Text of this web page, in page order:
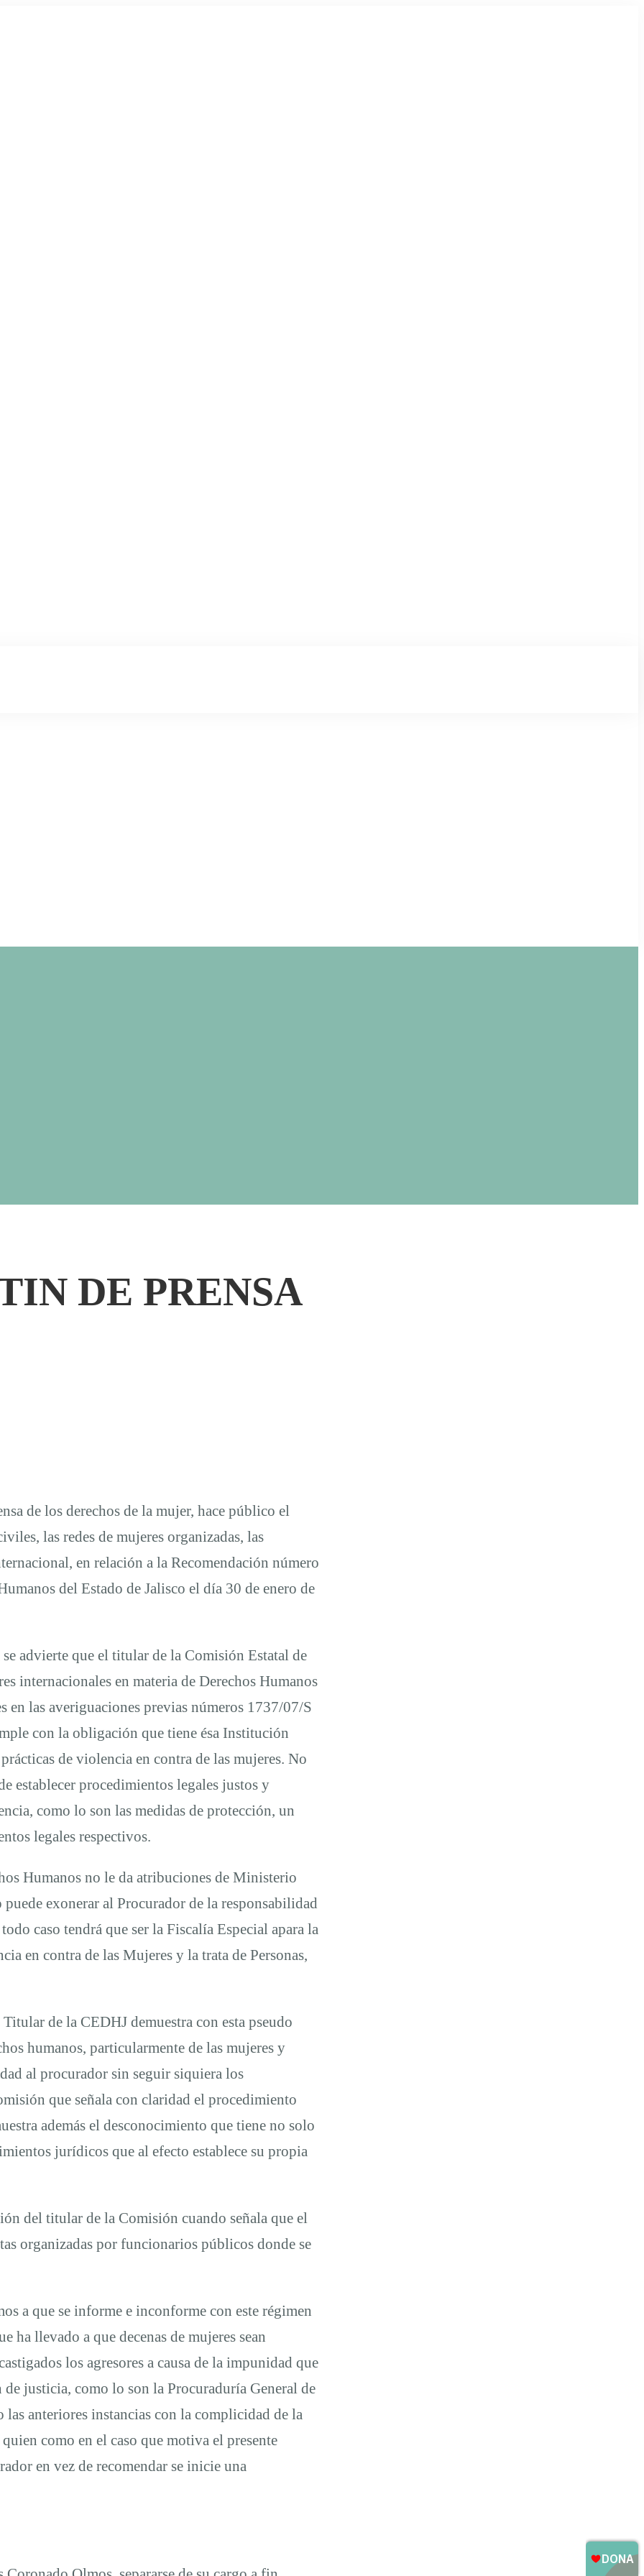
DE PRENSA
de los derechos de la mujer, hace público el
las redes de mujeres organizadas, las
en relación a la Recomendación número
del Estado de Jalisco el día 30 de enero de
advierte que el titular de la Comisión Estatal de
internacionales en materia de Derechos Humanos
en las averiguaciones previas números 1737/07/S
con la obligación que tiene ésa Institución
de violencia en contra de las mujeres. No
establecer procedimientos legales justos y
como lo son las medidas de protección, un
legales respectivos.
Humanos no le da atribuciones de Ministerio
exonerar al Procurador de la responsabilidad
caso tendrá que ser la Fiscalía Especial apara la
en contra de las Mujeres y la trata de Personas,
de la CEDHJ demuestra con esta pseudo
humanos, particularmente de las mujeres y
al procurador sin seguir siquiera los
que señala con claridad el procedimiento
además el desconocimiento que tiene no solo
jurídicos que al efecto establece su propia
del titular de la Comisión cuando señala que el
organizadas por funcionarios públicos donde se
a que se informe e inconforme con este régimen
ha llevado a que decenas de mujeres sean
los agresores a causa de la impunidad que
justicia, como lo son la Procuraduría General de
anteriores instancias con la complicidad de la
como en el caso que motiva el presente
en vez de recomendar se inicie una